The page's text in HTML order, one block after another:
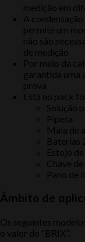
medição em
A
permite um
não são
de medição
Por meio da
garantida uma
prova
Está no pack
Solução
Pipeta
Mala de
Baterias
Estojo
Chave
Pano de
Âmbito de
Os seguintes
o valor do “BRIX”.